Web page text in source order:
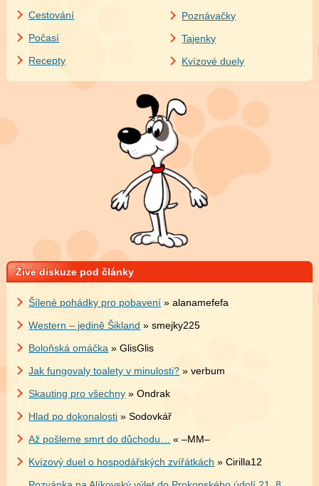
Cestování
Počasí
Recepty
Poznávačky
Tajenky
Kvízové duely
Živé diskuze pod články
Šílené pohádky pro pobavení » alanamefefa
Western – jedině Šikland » smejky225
Boloňská omáčka » GlisGlis
Jak fungovaly toalety v minulosti? » verbum
Skauting pro všechny » Ondrak
Hlad po dokonalosti » Sodovkář
Až pošleme smrt do důchodu…
« –MM–
Kvízový duel o hospodářských zvířátkách » Cirilla12